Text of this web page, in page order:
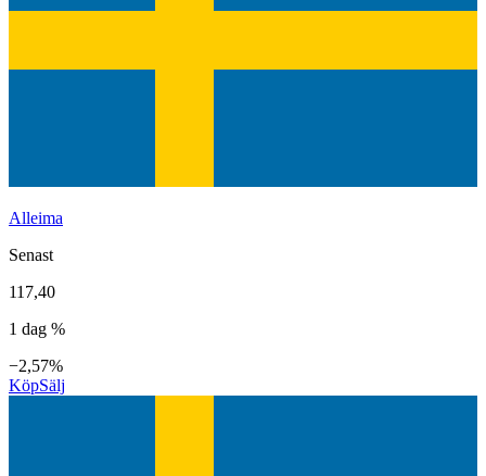
Alleima
Senast
117,40
1 dag %
−2,57%
KöpSälj